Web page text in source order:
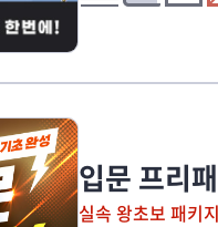
입문 프리
실속 왕초보 패키